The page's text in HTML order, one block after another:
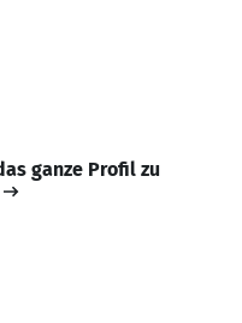
ganze Profil zu